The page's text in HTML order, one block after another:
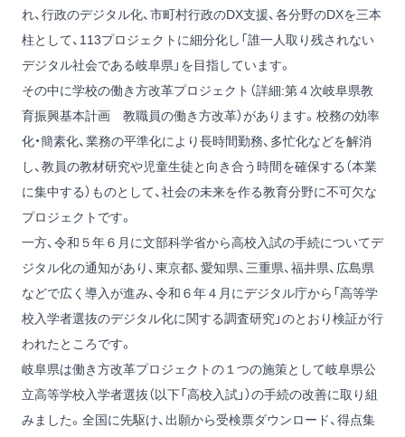
れ、行政のデジタル化、市町村行政のDX支援、各分野のDXを三本
柱として、113プロジェクトに細分化し「誰一人取り残されない
デジタル社会である岐阜県」を目指しています。
その中に学校の働き方改革プロジェクト（詳細:第４次岐阜県教
育振興基本計画 教職員の働き方改革）があります。校務の効率
化・簡素化、業務の平準化により長時間勤務、多忙化などを解消
し、教員の教材研究や児童生徒と向き合う時間を確保する（本業
に集中する）ものとして、社会の未来を作る教育分野に不可欠な
プロジェクトです。
一方、令和５年６月に文部科学省から高校入試の手続についてデ
ジタル化の通知があり、東京都、愛知県、三重県、福井県、広島県
などで広く導入が進み、令和６年４月にデジタル庁から「高等学
校入学者選抜のデジタル化に関する調査研究」のとおり検証が行
われたところです。
岐阜県は働き方改革プロジェクトの１つの施策として岐阜県公
立高等学校入学者選抜（以下「高校入試」）の手続の改善に取り組
みました。全国に先駆け、出願から受検票ダウンロード、得点集